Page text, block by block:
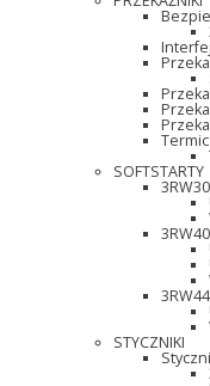
SOFTSTARTY
STYCZNIKI